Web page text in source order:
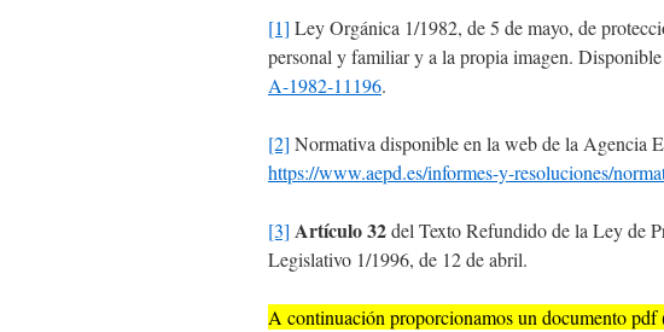
[1] Ley Orgánica 1/1982, de 5 de mayo, de
personal y familiar y a la propia imagen. Disponible
A-1982-11196.
[2] Normativa disponible en la web de la Agencia
https://www.aepd.es/informes-y-resoluciones/
[3] Artículo 32del Texto Refundido de la Ley de
Legislativo 1/1996, de 12 de abril.
A continuación proporcionamos un documento pdf